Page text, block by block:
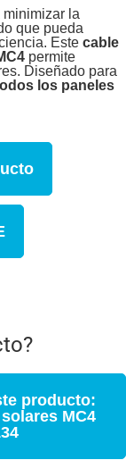
minimizar la
que pueda
Este cable
permite
Diseñado para
los paneles
producto:
MC4